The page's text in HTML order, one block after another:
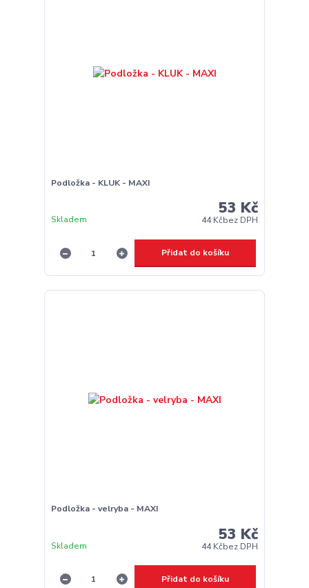
Podložka - KLUK - MAXI
53 Kč
44 Kčbez DPH
Skladem
Přidat do košíku
Podložka - velryba - MAXI
53 Kč
44 Kčbez DPH
Skladem
Přidat do košíku